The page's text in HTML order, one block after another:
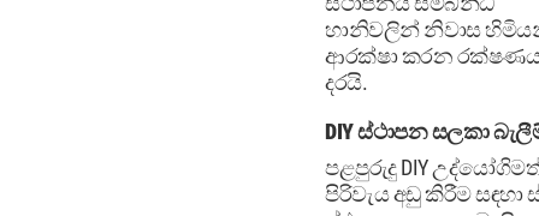
හානිවලින් නිවාස
ආරක්ෂා කරන
දරයි.
DIY ස්ථාපන සලකා
පළපුරුදු DIY
පිරිවැය අඩු කිරීම සඳහා